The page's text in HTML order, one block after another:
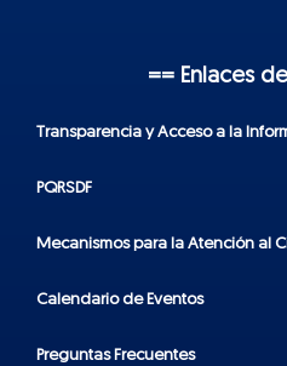
== Enlaces
Transparencia y Acceso a la
PQRSDF
Mecanismos para la Atención al
Calendario de Eventos
Preguntas Frecuentes